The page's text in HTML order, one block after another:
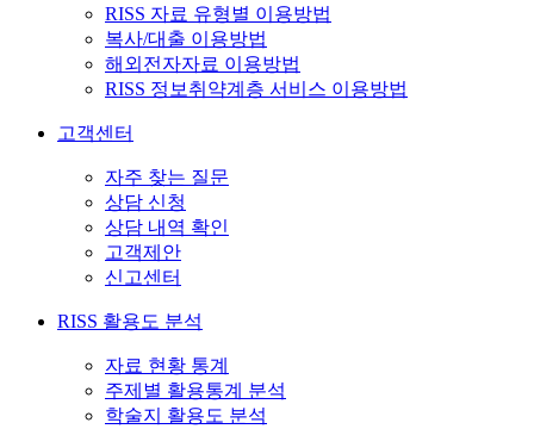
RISS 자료 유형별 이용방법
복사/대출 이용방법
해외전자자료 이용방법
RISS 정보취약계층 서비스 이용방법
고객센터
자주 찾는 질문
상담 신청
상담 내역 확인
고객제안
신고센터
RISS 활용도 분석
자료 현황 통계
주제별 활용통계 분석
학술지 활용도 분석